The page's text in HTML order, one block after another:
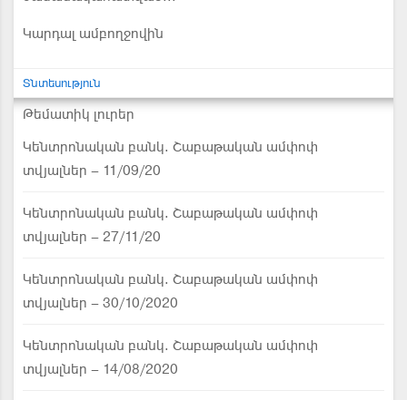
Կարդալ ամբողջովին
Տնտեսություն
Թեմատիկ լուրեր
Կենտրոնական բանկ. Շաբաթական ամփոփ
տվյալներ – 11/09/20
Կենտրոնական բանկ. Շաբաթական ամփոփ
տվյալներ – 27/11/20
Կենտրոնական բանկ. Շաբաթական ամփոփ
տվյալներ – 30/10/2020
Կենտրոնական բանկ. Շաբաթական ամփոփ
տվյալներ – 14/08/2020